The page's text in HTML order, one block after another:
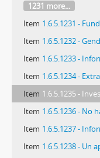
1231 more...
Item 1.6.5.1231 -
Item 1.6.5.1232 -
Item 1.6.5.1233 -
Item 1.6.5.1234 -
Item 1.6.5.1235 -
Item 1.6.5.1236 - No
Item 1.6.5.1237 -
Item 1.6.5.1238 - Un